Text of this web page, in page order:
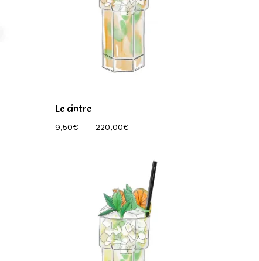
Le cintre
9,50€ – 220,00€Plage
220,00€